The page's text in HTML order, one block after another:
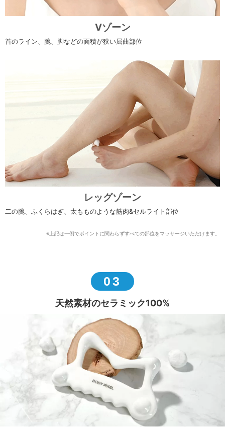
Vゾーン
首のライン、腕、脚などの面積が狭い屈曲部位
レッグゾーン
二の腕、ふくらはぎ、太もものような筋肉&セルライト部位
※上記は一例でポイントに関わらずすべての部位をマッサージいただけます。
03
天然素材のセラミック100%